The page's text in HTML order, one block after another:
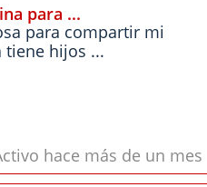
para ...
para compartir mi
hijos ...
hace más de un mes